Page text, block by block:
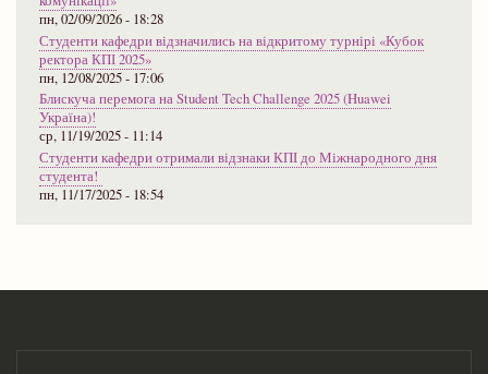
пн, 02/09/2026 - 18:28
Студенти кафедри відзначились на відкритому турнірі «Кубок
ректора КПІ 2025»
пн, 12/08/2025 - 17:06
Блискуча перемога на Student Tech Challenge 2025 (Huawei
Україна)!
ср, 11/19/2025 - 11:14
Студенти кафедри отримали відзнаки КПІ до Міжнародного дня
студента!
пн, 11/17/2025 - 18:54